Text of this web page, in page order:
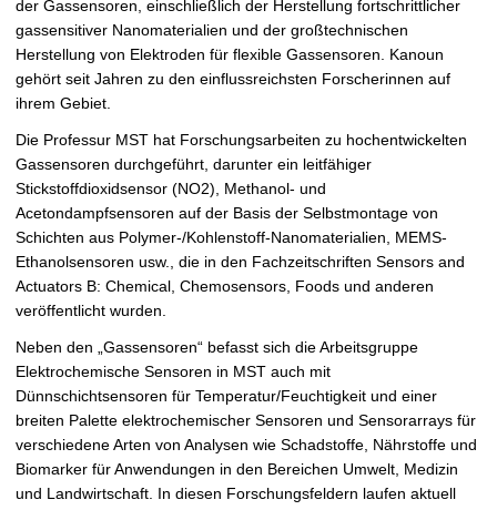
der Gassensoren, einschließlich der Herstellung fortschrittlicher
gassensitiver Nanomaterialien und der großtechnischen
Herstellung von Elektroden für flexible Gassensoren. Kanoun
gehört seit Jahren zu den einflussreichsten Forscherinnen auf
ihrem Gebiet.
Die Professur MST hat Forschungsarbeiten zu hochentwickelten
Gassensoren durchgeführt, darunter ein leitfähiger
Stickstoffdioxidsensor (NO2), Methanol- und
Acetondampfsensoren auf der Basis der Selbstmontage von
Schichten aus Polymer-/Kohlenstoff-Nanomaterialien, MEMS-
Ethanolsensoren usw., die in den Fachzeitschriften Sensors and
Actuators B: Chemical, Chemosensors, Foods und anderen
veröffentlicht wurden.
Neben den „Gassensoren“ befasst sich die Arbeitsgruppe
Elektrochemische Sensoren in MST auch mit
Dünnschichtsensoren für Temperatur/Feuchtigkeit und einer
breiten Palette elektrochemischer Sensoren und Sensorarrays für
verschiedene Arten von Analysen wie Schadstoffe, Nährstoffe und
Biomarker für Anwendungen in den Bereichen Umwelt, Medizin
und Landwirtschaft. In diesen Forschungsfeldern laufen aktuell